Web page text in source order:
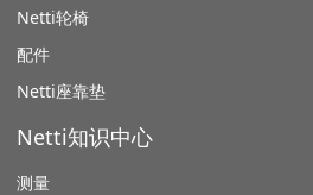
Netti轮椅
配件
Netti座靠垫
Netti知识中心
测量